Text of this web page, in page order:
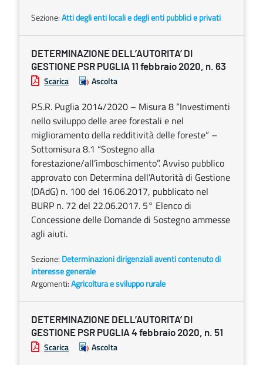
Sezione:Atti degli enti locali e degli enti pubblici e privati
DETERMINAZIONE DELL’AUTORITA’ DI
GESTIONE PSR PUGLIA 11 febbraio 2020, n. 63
Scarica Ascolta
P.S.R. Puglia 2014/2020 – Misura 8 “Investimenti
nello sviluppo delle aree forestali e nel
miglioramento della redditività delle foreste” –
Sottomisura 8.1 “Sostegno alla
forestazione/all’imboschimento”. Avviso pubblico
approvato con Determina dell’Autorità di Gestione
(DAdG) n. 100 del 16.06.2017, pubblicato nel
BURP n. 72 del 22.06.2017. 5° Elenco di
Concessione delle Domande di Sostegno ammesse
agli aiuti.
Sezione: Determinazioni dirigenziali aventi contenuto di
interesse generale
Argomenti:Agricoltura e sviluppo rurale
DETERMINAZIONE DELL’AUTORITA’ DI
GESTIONE PSR PUGLIA 4 febbraio 2020, n. 51
Scarica Ascolta